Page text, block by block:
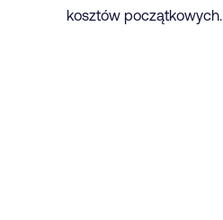
kosztów początkowych.